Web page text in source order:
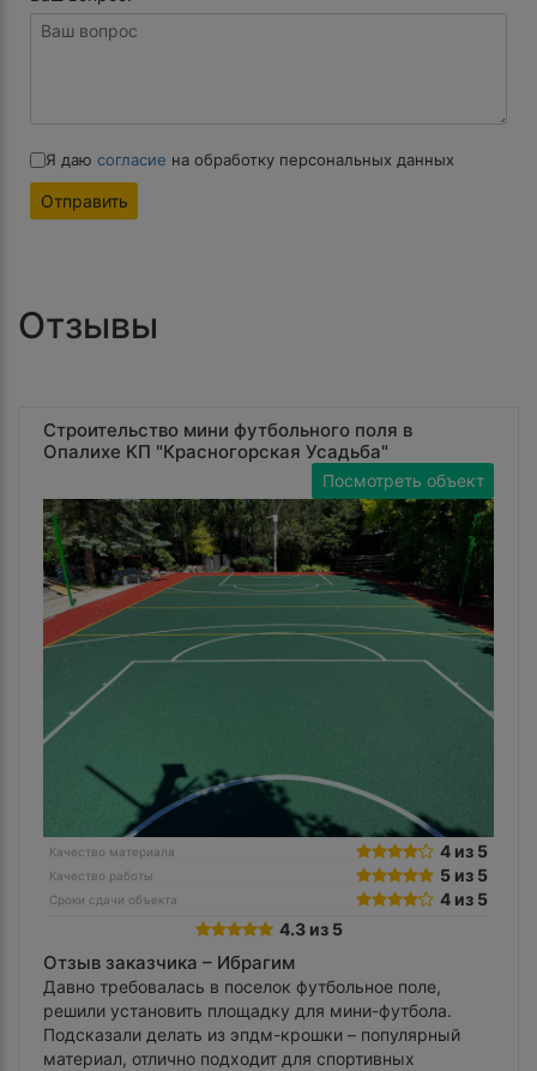
Я даю согласие на обработку персональных данных
Отправить
Отзывы
Строительство мини футбольного поля в
Опалихе КП "Красногорская Усадьба"
Посмотреть объект
Качество материала 4 из 5
Качество работы 5 из 5
Сроки сдачи объекта
4 из 5
4.3 из 5
Отзыв заказчика – Ибрагим
Давно требовалась в поселок футбольное поле,
решили установить площадку для мини-футбола.
Подсказали делать из эпдм-крошки – популярный
материал, отлично подходит для спортивных